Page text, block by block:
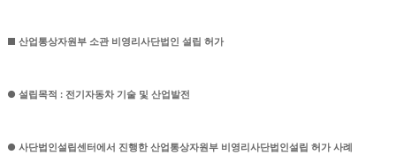
■ 산업통상자원부 소관 비영리사단법인 설립 허가
● 설립목적 : 전기자동차 기술 및 산업발전
● 사단법인설립센터에서 진행한 산업통상자원부 비영리사단법인설립 허가 사례